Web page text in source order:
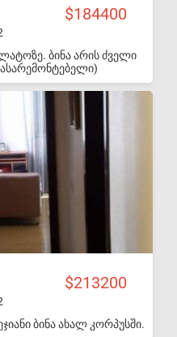
184400
ბინა არის ძველი
სკვერით. კორპუსთან
არის
და იქვე არის ავტობუსის
საჯარო ბაღი და
სუპერმარკეტები
სამზარეულო 18 კვ.მ.
15,6 კვ.მ. მეორე
8,13 კვ.მ.
(შესაძლებელია ფასზე
213200
ბინა ახალ კორპუსში.